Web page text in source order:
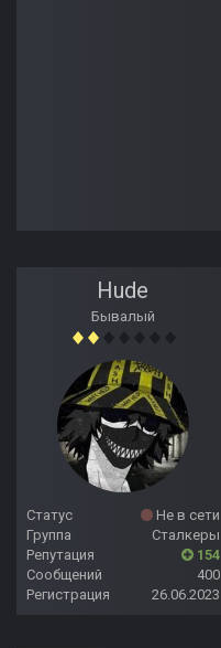
Hude
Бывалый
Статус
Не в сети
Группа
Сталкеры
Репутация
154
Сообщений
400
Регистрация
26.06.2023